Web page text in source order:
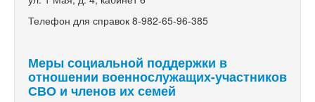
Телефон для справок 8-982-65-96-385
Меры социальной поддержки в
отношении военнослужащих-участников
СВО и членов их семей